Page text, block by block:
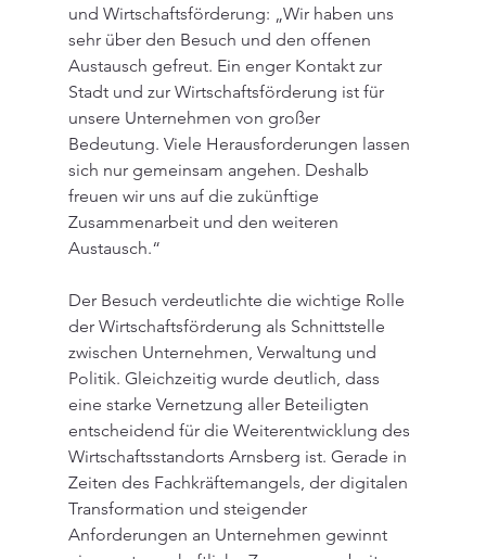
und Wirtschaftsförderung: „Wir haben uns
sehr über den Besuch und den offenen
Austausch gefreut. Ein enger Kontakt zur
Stadt und zur Wirtschaftsförderung ist für
unsere Unternehmen von großer
Bedeutung. Viele Herausforderungen lassen
sich nur gemeinsam angehen. Deshalb
freuen wir uns auf die zukünftige
Zusammenarbeit und den weiteren
Austausch.“
Der Besuch verdeutlichte die wichtige Rolle
der Wirtschaftsförderung als Schnittstelle
zwischen Unternehmen, Verwaltung und
Politik. Gleichzeitig wurde deutlich, dass
eine starke Vernetzung aller Beteiligten
entscheidend für die Weiterentwicklung des
Wirtschaftsstandorts Arnsberg ist. Gerade in
Zeiten des Fachkräftemangels, der digitalen
Transformation und steigender
Anforderungen an Unternehmen gewinnt